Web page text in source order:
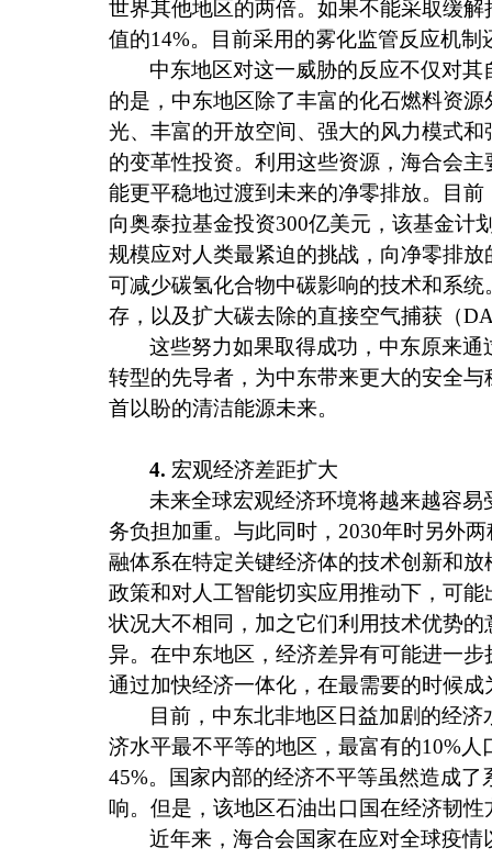
世界其他地区的两倍。如果不能采取缓解
值的14%。目前采用的雾化监管反应机
中东地区对这一威胁的反应不仅对
的是，中东地区除了丰富的化石燃料资
光、丰富的开放空间、强大的风力模式
的变革性投资。利用这些资源，海合会
能更平稳地过渡到未来的净零排放。目
向奥泰拉基金投资300亿美元，该基金计
规模应对人类最紧迫的挑战，向净零排
可减少碳氢化合物中碳影响的技术和系
存，以及扩大碳去除的直接空气捕获（
这些努力如果取得成功，中东原来
转型的先导者，为中东带来更大的安全
首以盼的清洁能源未来。
4. 宏观经济差距扩大
未来全球宏观经济环境将越来越容
务负担加重。与此同时， 2030年时另外
融体系在特定关键经济体的技术创新和
政策和对人工智能切实应用推动下，可
状况大不相同，加之它们利用技术优势
异。在中东地区，经济差异有可能进一
通过加快经济一体化，在最需要的时候
目前，中东北非地区日益加剧的经
济水平最不平等的地区，最富有的10%人
45%。国家内部的经济不平等虽然造成
响。但是，该地区石油出口国在经济韧
近年来，海合会国家在应对全球疫